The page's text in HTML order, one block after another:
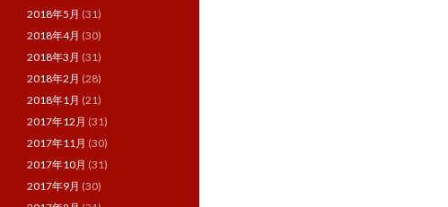
2018年5月 (31)
2018年4月 (30)
2018年3月 (31)
2018年2月 (28)
2018年1月 (21)
2017年12月 (31)
2017年11月 (30)
2017年10月 (31)
2017年9月 (30)